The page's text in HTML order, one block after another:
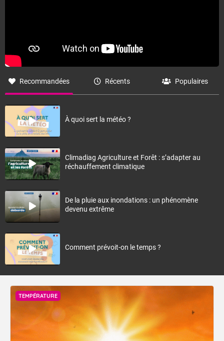
Recommandées Récents Populaires
À quoi sert la météo ?
Climadiag Agriculture et Forêt : s’adapter au
réchauffement climatique
De la pluie aux inondations : un phénomène
devenu extrême
Comment prévoit-on le temps ?
TEMPÉRATURE